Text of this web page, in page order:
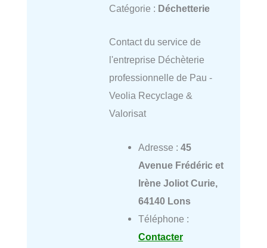
Catégorie : Déchetterie
Contact du service de
l'entreprise Déchèterie
professionnelle de Pau -
Veolia Recyclage &
Valorisat
Adresse : 45
Avenue Frédéric et
Irène Joliot Curie,
64140 Lons
Téléphone :
Contacter